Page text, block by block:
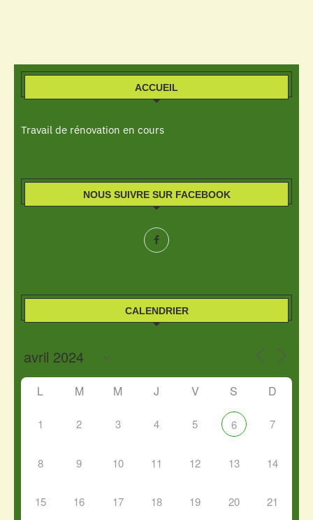
ACCUEIL
Travail de rénovation en cours
NOUS SUIVRE SUR FACEBOOK
CALENDRIER
L M M J V S D
1 2 3 4 5 6 7
8 9 10 11 12 13 14
15 16 17 18 19 20 21